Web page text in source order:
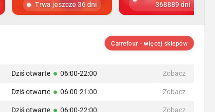
Trwa jeszcze 36 dni
368889 dni
Carrefour - więcej sklepów
Dziś otwarte 06:00-22:00 Zobacz
Dziś otwarte 06:00-21:00 Zobacz
Dziś otwarte 06:00-22:00 Zobacz